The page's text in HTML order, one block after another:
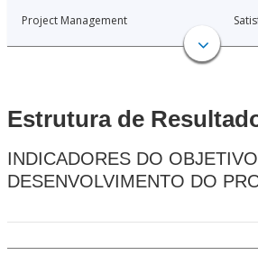
Project Management
Estrutura de
INDICADORES DO
DESENVOLVIMENTO DO